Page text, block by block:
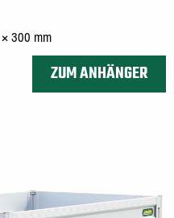
300 mm
ZUM ANHÄNGER